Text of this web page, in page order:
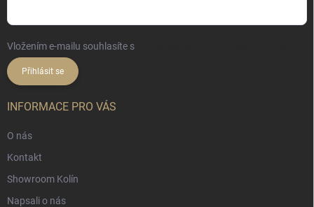
Vložením e-mailu souhlasíte s
Přihlásit se
INFORMACE PRO VÁS
O nás
Kontakt
Showroom Kolín
Napsali o nás